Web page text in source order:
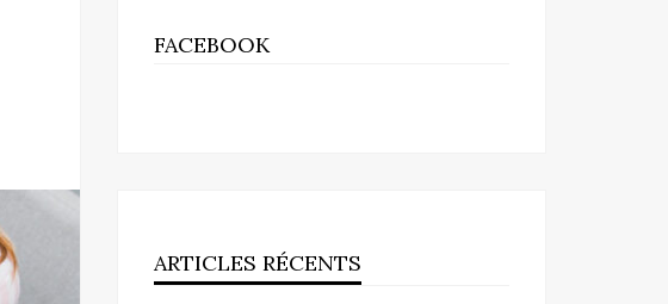
FACEBOOK
ARTICLES RÉCENTS